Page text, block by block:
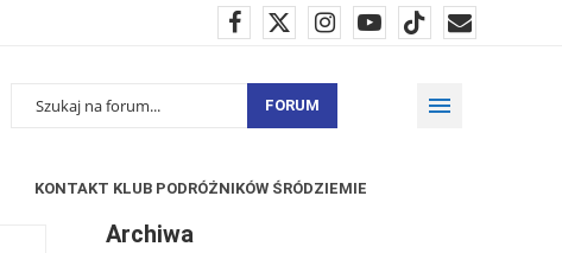
FORUM
KONTAKT KLUB PODRÓŻNIKÓW ŚRÓDZIEMIE
Archiwa